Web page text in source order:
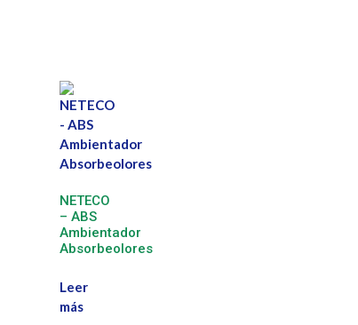
NETECO
– ABS
Ambientador
Absorbeolores
Leer
más